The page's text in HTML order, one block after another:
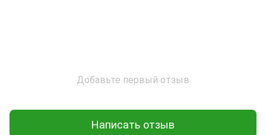
Добавьте первый отзыв
Написать отзыв